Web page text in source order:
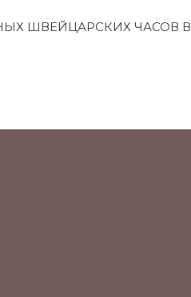
ШВЕЙЦАРСКИХ ЧАСОВ В